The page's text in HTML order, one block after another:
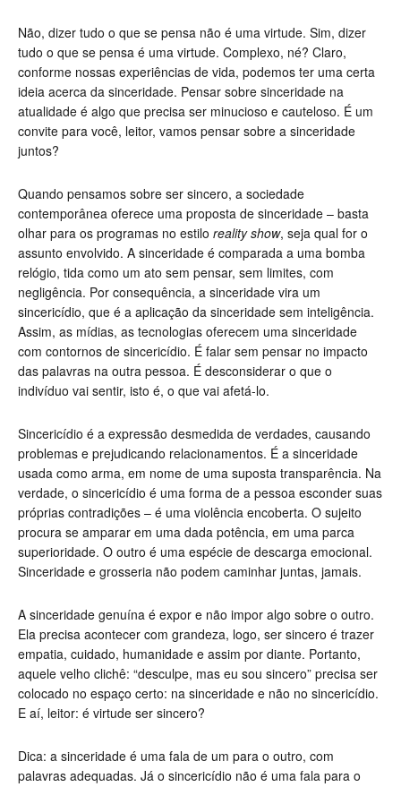
Não, dizer tudo o que se pensa não é uma virtude. Sim, dizer
tudo o que se pensa é uma virtude. Complexo, né? Claro,
conforme nossas experiências de vida, podemos ter uma certa
ideia acerca da sinceridade. Pensar sobre sinceridade na
atualidade é algo que precisa ser minucioso e cauteloso. É um
convite para você, leitor, vamos pensar sobre a sinceridade
juntos?
Quando pensamos sobre ser sincero, a sociedade
contemporânea oferece uma proposta de sinceridade – basta
olhar para os programas no estilo reality show, seja qual for o
assunto envolvido. A sinceridade é comparada a uma bomba
relógio, tida como um ato sem pensar, sem limites, com
negligência. Por consequência, a sinceridade vira um
sincericídio, que é a aplicação da sinceridade sem inteligência.
Assim, as mídias, as tecnologias oferecem uma sinceridade
com contornos de sincericídio. É falar sem pensar no impacto
das palavras na outra pessoa. É desconsiderar o que o
indivíduo vai sentir, isto é, o que vai afetá-lo.
Sincericídio é a expressão desmedida de verdades, causando
problemas e prejudicando relacionamentos. É a sinceridade
usada como arma, em nome de uma suposta transparência. Na
verdade, o sincericídio é uma forma de a pessoa esconder suas
próprias contradições – é uma violência encoberta. O sujeito
procura se amparar em uma dada potência, em uma parca
superioridade. O outro é uma espécie de descarga emocional.
Sinceridade e grosseria não podem caminhar juntas, jamais.
A sinceridade genuína é expor e não impor algo sobre o outro.
Ela precisa acontecer com grandeza, logo, ser sincero é trazer
empatia, cuidado, humanidade e assim por diante. Portanto,
aquele velho clichê: “desculpe, mas eu sou sincero” precisa ser
colocado no espaço certo: na sinceridade e não no sincericídio.
E aí, leitor: é virtude ser sincero?
Dica: a sinceridade é uma fala de um para o outro, com
palavras adequadas. Já o sincericídio não é uma fala para o